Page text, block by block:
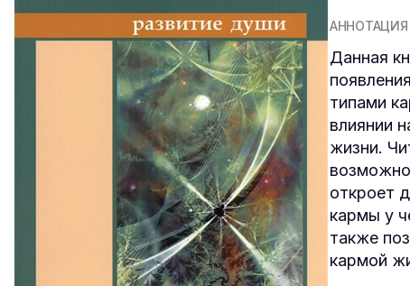
АННОТАЦИЯ
Данная
типами
влиянии
жизни.
откроет
кармы у
также
кармой